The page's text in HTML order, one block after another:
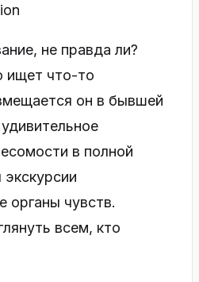
не правда ли?
ищет что-то
он в бывшей
в полной
органы чувств.
всем, кто